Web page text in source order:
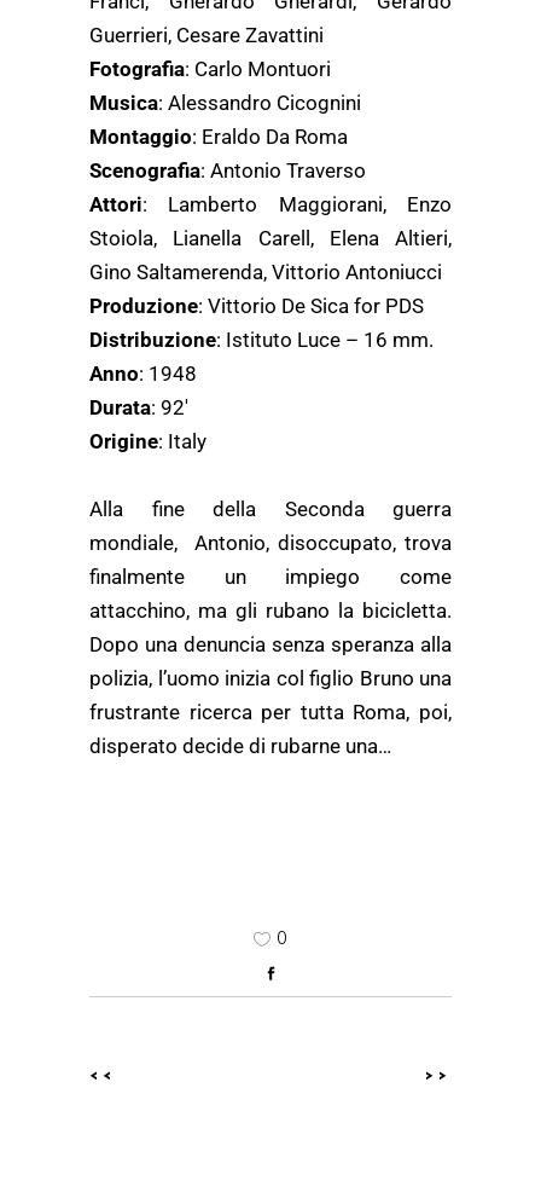
Guerrieri, Cesare Zavattini
Fotografia: Carlo Montuori
Musica: Alessandro Cicognini
Montaggio: Eraldo Da Roma
Scenografia: Antonio Traverso
Attori: Lamberto Maggiorani, Enzo
Stoiola, Lianella Carell, Elena Altieri,
Gino Saltamerenda, Vittorio Antoniucci
Produzione: Vittorio De Sica for PDS
Distribuzione: Istituto Luce – 16 mm.
Anno: 1948
Durata: 92′
Origine: Italy
Alla fine della Seconda guerra
mondiale, Antonio, disoccupato, trova
finalmente un impiego come
attacchino, ma gli rubano la bicicletta.
Dopo una denuncia senza speranza alla
polizia, l’uomo inizia col figlio Bruno una
frustrante ricerca per tutta Roma, poi,
disperato decide di rubarne una…
0
<< >>